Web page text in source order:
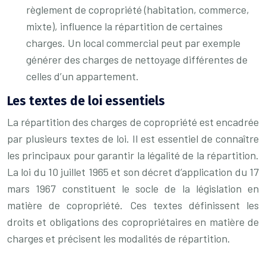
règlement de copropriété (habitation, commerce,
mixte), influence la répartition de certaines
charges. Un local commercial peut par exemple
générer des charges de nettoyage différentes de
celles d’un appartement.
Les textes de loi essentiels
La répartition des charges de copropriété est encadrée
par plusieurs textes de loi. Il est essentiel de connaître
les principaux pour garantir la légalité de la répartition.
La loi du 10 juillet 1965 et son décret d’application du 17
mars 1967 constituent le socle de la législation en
matière de copropriété. Ces textes définissent les
droits et obligations des copropriétaires en matière de
charges et précisent les modalités de répartition.